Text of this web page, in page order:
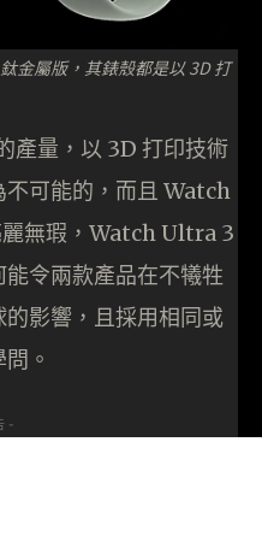
金屬版，其錶殼都是以 3D 打
產量，以 3D 打印技術
不可能的，而且 Watch
麗無瑕，Watch Ultra 3
令兩款產品在不犧牲
影響，且採用相同或
。
-